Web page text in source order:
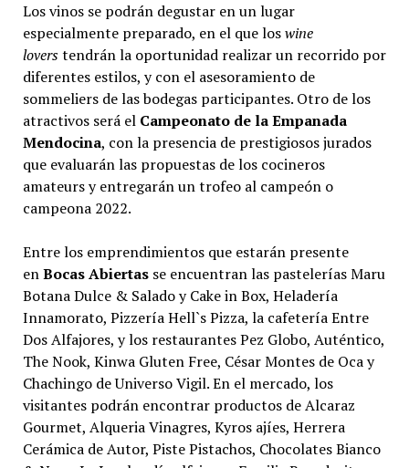
Los vinos se podrán degustar en un lugar
especialmente preparado, en el que loswine
loverstendrán la oportunidad realizar un recorrido por
diferentes estilos, y con el asesoramiento de
sommeliers de las bodegas participantes. Otro de los
atractivos será el Campeonato de la Empanada
Mendocina, con la presencia de prestigiosos jurados
que evaluarán las propuestas de los cocineros
amateurs y entregarán un trofeo al campeón o
campeona 2022.
Entre los emprendimientos que estarán presente
enBocas Abiertasse encuentran las pastelerías Maru
Botana Dulce & Salado y Cake in Box, Heladería
Innamorato, Pizzería Hell`s Pizza, la cafetería Entre
Dos Alfajores, y los restaurantes Pez Globo, Auténtico,
The Nook, Kinwa Gluten Free, César Montes de Oca y
Chachingo de Universo Vigil. En el mercado, los
visitantes podrán encontrar productos de Alcaraz
Gourmet, Alqueria Vinagres, Kyros ajíes, Herrera
Cerámica de Autor, Piste Pistachos, Chocolates Bianco